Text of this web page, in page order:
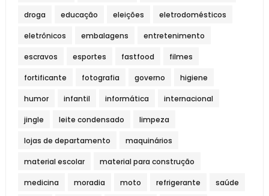
droga educação eleições eletrodomésticos
eletrônicos embalagens entretenimento
escravos esportes fastfood filmes
fortificante fotografia governo higiene
humor infantil informática internacional
jingle leite condensado limpeza
lojas de departamento maquinários
material escolar material para construção
medicina moradia moto refrigerante saúde